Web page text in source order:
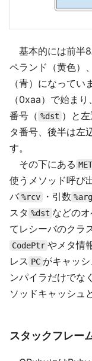
基本的には前半8
ペランド（黄色）
（青）になってい
（0xaa）で始ま
番号（ %dst ）と
タ番号、後半は左
す。
その下にある
使うメソッド呼び
バ %rcv ・引数
スタ %dst などの
てレシーバのクラ
CodePtr やメタ情
レス PC がキャッ
ンパイラだけでな
ソッドキャッシュ
スタックフレー